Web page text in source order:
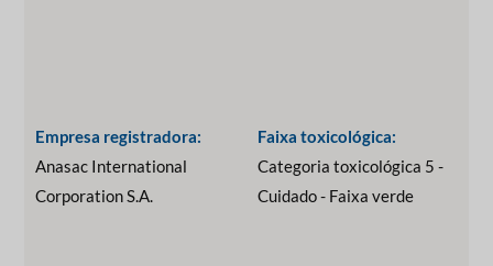
Empresa registradora:
Anasac International
Corporation S.A.
Faixa toxicológica:
Categoria toxicológica 5 -
Cuidado - Faixa verde